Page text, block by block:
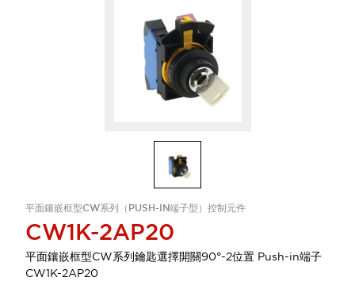
平面鑲嵌框型CW系列（PUSH-IN端子型）控制元件
CW1K-2AP20
平面鑲嵌框型CW系列鑰匙選擇開關90°-2位置 Push-in端子
CW1K-2AP20